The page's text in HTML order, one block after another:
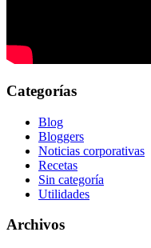
Categorías
Blog
Bloggers
Noticias corporativas
Recetas
Sin categoría
Utilidades
Archivos